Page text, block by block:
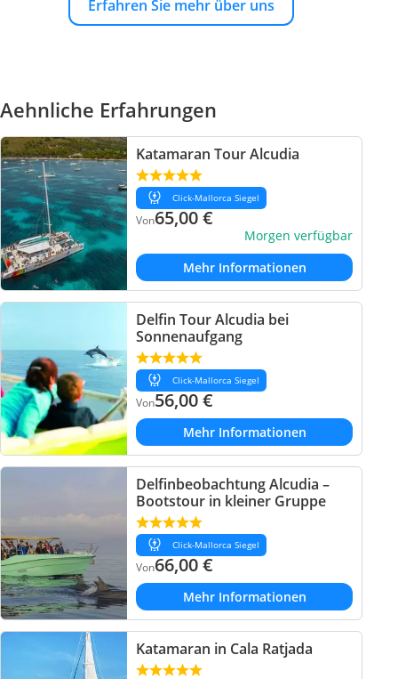
Erfahren Sie mehr über uns
Aehnliche Erfahrungen
Katamaran Tour Alcudia
Click-Mallorca Siegel
Von65,00€
Morgen verfügbar
Mehr Informationen
Delfin Tour Alcudia bei
Sonnenaufgang
Click-Mallorca Siegel
Von56,00€
Mehr Informationen
Delfinbeobachtung Alcudia –
Bootstour in kleiner Gruppe
Click-Mallorca Siegel
Von66,00€
Mehr Informationen
Katamaran in Cala Ratjada